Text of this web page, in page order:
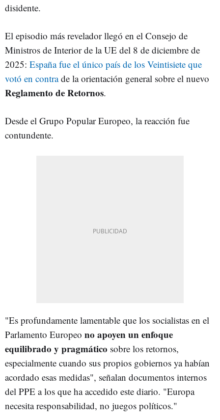
disidente.
El episodio más revelador llegó en el Consejo de
Ministros de Interior de la UE del 8 de diciembre de
2025: España fue el único país de los Veintisiete que
votó en contrade la orientación general sobre el nuevo
Reglamento de Retornos.
Desde el Grupo Popular Europeo, la reacción fue
contundente.
"Es profundamente lamentable que los socialistas en el
Parlamento Europeo no apoyen un enfoque
equilibrado y pragmático sobre los retornos,
especialmente cuando sus propios gobiernos ya habían
acordado esas medidas", señalan documentos internos
del PPE a los que ha accedido este diario. "Europa
necesita responsabilidad, no juegos políticos."